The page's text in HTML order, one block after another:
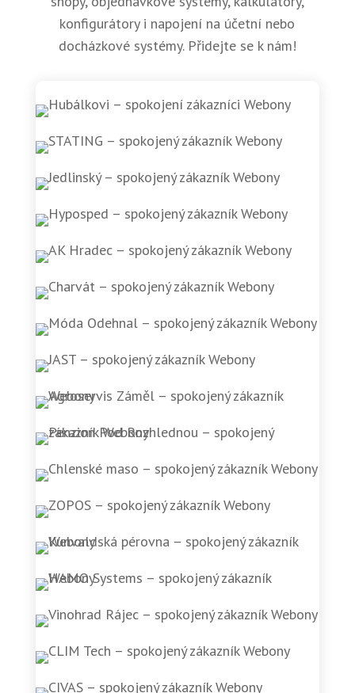
konfigurátory i napojení na účetní nebo
docházkové systémy. Přidejte se k nám!